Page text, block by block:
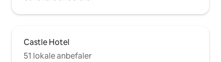
Castle Hotel
51 lokale anbefaler